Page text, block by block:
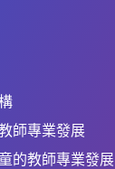
師專業發展
的教師專業發展